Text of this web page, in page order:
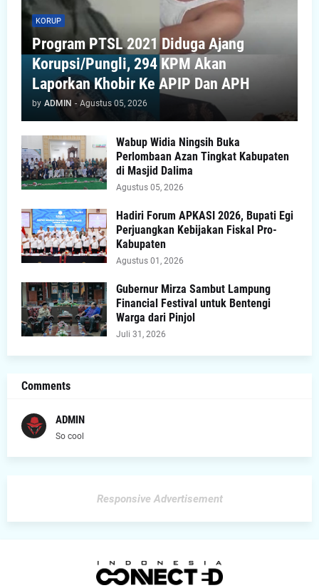
KORUP
Program PTSL 2021 Diduga Ajang
Korupsi/Pungli, 294 KPM Akan
Laporkan Khobir Ke APIP Dan APH
by ADMIN - Agustus 05, 2026
Wabup Widia Ningsih Buka
Perlombaan Azan Tingkat Kabupaten
di Masjid Dalima
Agustus 05, 2026
Hadiri Forum APKASI 2026, Bupati Egi
Perjuangkan Kebijakan Fiskal Pro-
Kabupaten
Agustus 01, 2026
Gubernur Mirza Sambut Lampung
Financial Festival untuk Bentengi
Warga dari Pinjol
Juli 31, 2026
Comments
ADMIN
So cool
Responsive Advertisement